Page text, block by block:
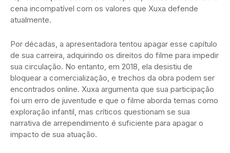
cena incompatível com os valores que Xuxa defende
atualmente.
Por décadas, a apresentadora tentou apagar esse capítulo
de sua carreira, adquirindo os direitos do filme para impedir
sua circulação. No entanto, em 2018, ela desistiu de
bloquear a comercialização, e trechos da obra podem ser
encontrados online. Xuxa argumenta que sua participação
foi um erro de juventude e que o filme aborda temas como
exploração infantil, mas críticos questionam se sua
narrativa de arrependimento é suficiente para apagar o
impacto de sua atuação.